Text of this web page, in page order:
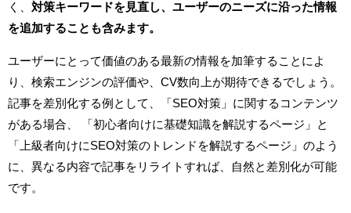
く、 対策キーワードを見直し、ユーザーのニーズに沿った情報
を追加することも含みます。
ユーザーにとって価値のある最新の情報を加筆することによ
り、検索エンジンの評価や、CV数向上が期待できるでしょう。
記事を差別化する例として、「SEO対策」に関するコンテンツ
がある場合、 「初心者向けに基礎知識を解説するページ」と
「上級者向けにSEO対策のトレンドを解説するページ」のよう
に、異なる内容で記事をリライトすれば、自然と差別化が可能
です。